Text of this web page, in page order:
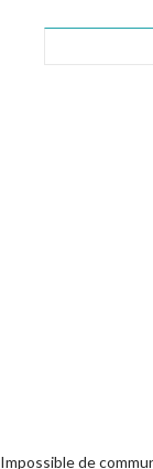
Impossible de